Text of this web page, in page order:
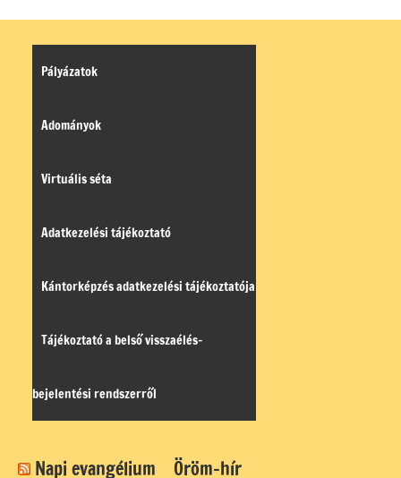
Pályázatok
Adományok
Virtuális séta
Adatkezelési tájékoztató
Kántorképzés adatkezelési tájékoztatója
Tájékoztató a belső visszaélés-
bejelentési rendszerről
Napi evangélium Öröm-hír